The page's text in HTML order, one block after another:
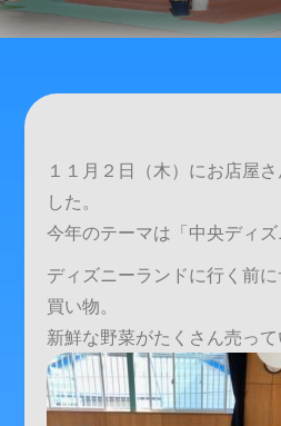
１１月２日（木）にお店屋
した。
今年のテーマは「中央ディズ
ディズニーランドに行く前
買い物。
新鮮な野菜がたくさん売って